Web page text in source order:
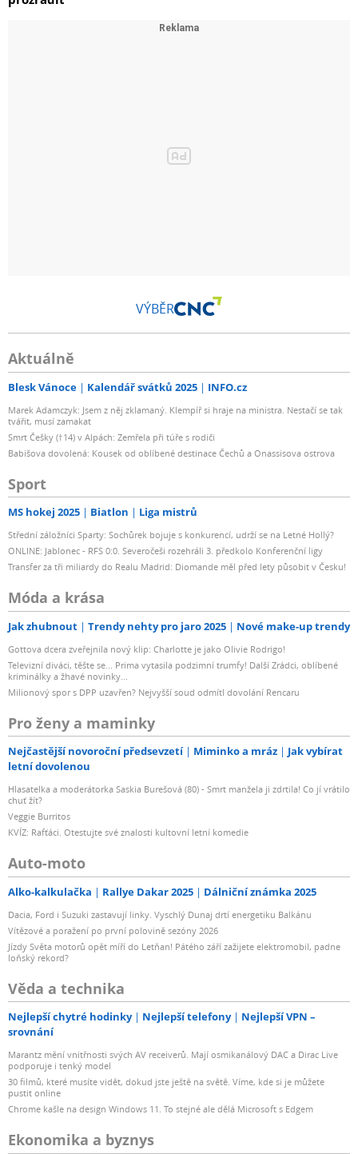
VÝBĚR
Aktuálně
Blesk Vánoce Kalendář svátků 2025 INFO.cz
Marek Adamczyk: Jsem z něj zklamaný. Klempíř si hraje na ministra. Nestačí se tak
tvářit, musí zamakat
Smrt Češky (†14) v Alpách: Zemřela při túře s rodiči
Babišova dovolená: Kousek od oblíbené destinace Čechů a Onassisova ostrova
Sport
MS hokej 2025 Biatlon Liga mistrů
Střední záložníci Sparty: Sochůrek bojuje s konkurencí, udrží se na Letné Hollý?
ONLINE: Jablonec - RFS 0:0. Severočeši rozehráli 3. předkolo Konferenční ligy
Transfer za tři miliardy do Realu Madrid: Diomande měl před lety působit v Česku!
Móda a krása
Jak zhubnout Trendy nehty pro jaro 2025 Nové make-up trendy
Gottova dcera zveřejnila nový klip: Charlotte je jako Olivie Rodrigo!
Televizní diváci, těšte se... Prima vytasila podzimní trumfy! Další Zrádci, oblíbené
kriminálky a žhavé novinky...
Milionový spor s DPP uzavřen? Nejvyšší soud odmítl dovolání Rencaru
Pro ženy a maminky
Nejčastější novoroční předsevzetí Miminko a mráz
Jak vybírat
letní dovolenou
Hlasatelka a moderátorka Saskia Burešová (80) - Smrt manžela ji zdrtila! Co jí vrátilo
chuť žít?
Veggie Burritos
KVÍZ: Rafťáci. Otestujte své znalosti kultovní letní komedie
Auto-moto
Alko-kalkulačka Rallye Dakar 2025 Dálniční známka 2025
Dacia, Ford i Suzuki zastavují linky. Vyschlý Dunaj drtí energetiku Balkánu
Vítězové a poražení po první polovině sezóny 2026
Jízdy Světa motorů opět míří do Letňan! Pátého září zažijete elektromobil, padne
loňský rekord?
Věda a technika
Nejlepší chytré hodinky Nejlepší telefony
Nejlepší VPN –
srovnání
Marantz mění vnitřnosti svých AV receiverů. Mají osmikanálový DAC a Dirac Live
podporuje i tenký model
30 filmů, které musíte vidět, dokud jste ještě na světě. Víme, kde si je můžete
pustit online
Chrome kašle na design Windows 11. To stejné ale dělá Microsoft s Edgem
Ekonomika a byznys